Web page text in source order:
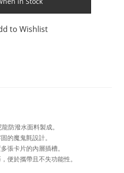
to Wishlist
防潑水面料製成。
的魔鬼氈設計。
張卡片的內層插槽。
便於攜帶且不失功能性。